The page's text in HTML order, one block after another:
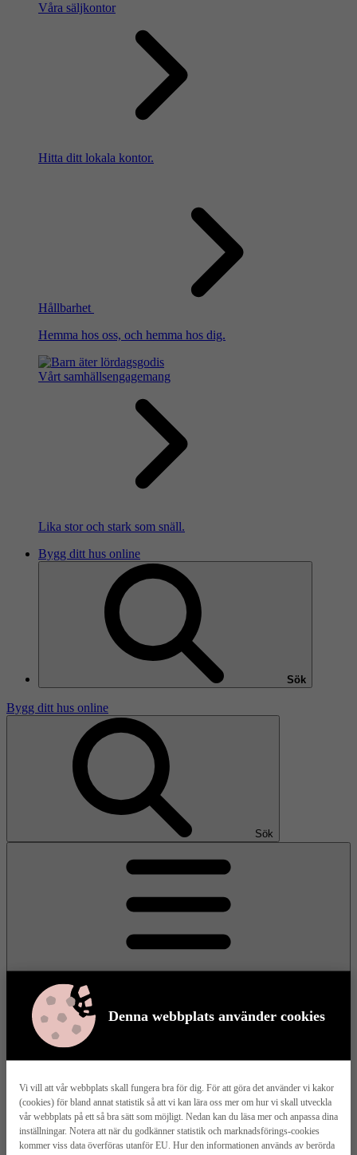
Denna webbplats använder cookies
Vi vill att vår webbplats skall fungera bra för dig. För att göra det använder vi kakor
(cookies) för bland annat statistik så att vi kan lära oss mer om hur vi skall utveckla
vår webbplats på ett så bra sätt som möjligt. Nedan kan du läsa mer och anpassa dina
inställningar. Notera att när du godkänner statistik och marknadsförings-cookies
kommer viss data överföras utanför EU. Hur den informationen används av berörda
Våra säljkontor
Hitta ditt lokala kontor.
Hållbarhet
Hemma hos oss, och hemma hos dig.
Vårt samhällsengagemang
Lika stor och stark som snäll.
Bygg ditt hus online
Sök
Bygg ditt hus online
Sök
Meny
Våra husmodeller